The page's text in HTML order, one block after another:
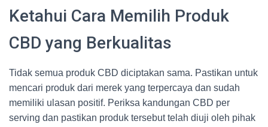
Ketahui Cara Memilih Produk
CBD yang Berkualitas
Tidak semua produk CBD diciptakan sama. Pastikan untuk
mencari produk dari merek yang terpercaya dan sudah
memiliki ulasan positif. Periksa kandungan CBD per
serving dan pastikan produk tersebut telah diuji oleh pihak